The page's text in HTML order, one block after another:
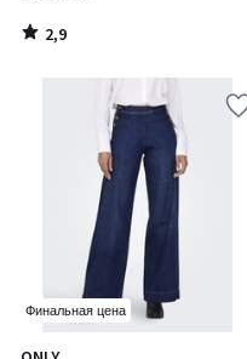
2,9
/
Финальная цена